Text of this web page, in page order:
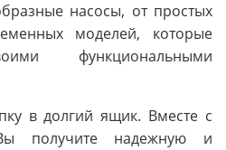
насосы, от простых
моделей, которые
функциональными
в долгий ящик. Вместе с
получите надежную и